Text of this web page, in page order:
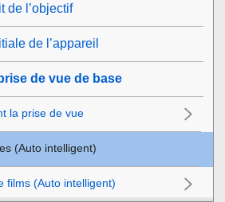
de l’objectif
de l’appareil
de vue de base
la prise de vue
(Auto intelligent)
films (Auto intelligent)